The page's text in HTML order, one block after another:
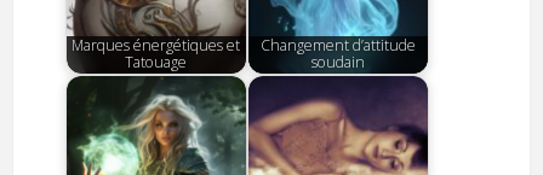
Marques énergétiques et
Tatouage
Changement d’attitude
soudain